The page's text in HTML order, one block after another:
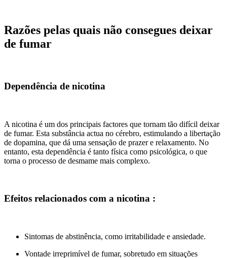
Razões pelas quais não consegues deixar
de fumar
Dependência de nicotina
A nicotina é um dos principais factores que tornam tão difícil deixar
de fumar. Esta substância actua no cérebro, estimulando a libertação
de dopamina, que dá uma sensação de prazer e relaxamento. No
entanto, esta dependência é tanto física como psicológica, o que
torna o processo de desmame mais complexo.
Efeitos relacionados com a nicotina :
Sintomas de abstinência, como irritabilidade e ansiedade.
Vontade irreprimível de fumar, sobretudo em situações